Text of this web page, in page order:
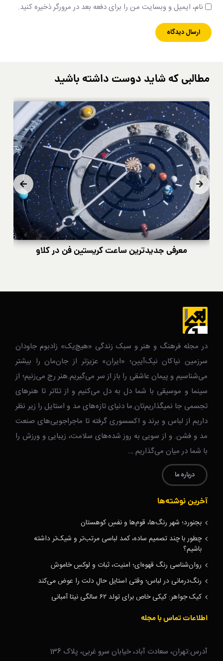
نام، ایمیل و وبسایت من را برای دفعه بعد در مرورگر ذخیره کنید.
مطالبی که شاید دوست داشته باشید
فن در کلاو مدل‌های خاص و لوکس بولگاری Bvlgari
در مجله فرهنگ و هنر و سبک زندگی‌ «هیچ‌یک» زادبوم جاودان
سرزمین نیاکان نیک‌‌‌آیین؛ «ایران» عزیزتر از جان‌مان را بیشتر
می‌شناسیم و پیمان عاشقی را باز از سر می‌گیریم.هنر رج می‌زنیم؛ از
سینما و موسیقی با شما دل به دل می‌کنیم و از تئاتر تا هنرهای
تجسمی جا نمیگذاریم‌تان.ما دنیای تازه‌های مد و استایل را زیر نظر
داریم از لباس و برند و اکسسوری گرفته تا ماجراجویی‌های صنعت
مد و فشن. و از سویی به روز شده‌های سلامت، زیبایی و ورزش را
با شما در میان می‌گذاریم …
درباره ما
آخرین نوشته‌ها
بجنورد؛ شهر رنگ‌ها، قوم‌ها و نفسِ کوهستان
چطور با چند تصمیم ساده، کمد لباسی مرتب‌تر و شیک‌تر داشته
باشیم؟
روان‌شناسی رنگ قهوه‌ای؛ امنیت، ثبات و لوکسِ خاموش
رنگ‌درمانی در لباس؛ وقتی استایل حالِ دلت را عوض می‌کند
کیک جواهر: کیکی خاص برای تولد ۶۲ سالگی نیتا آمبانی
اطلاعات تماس با مجله
آدرس:تهران، سعادت آباد، خیابان سرو غربی، پلاک 136